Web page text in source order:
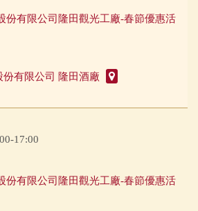
份有限公司隆田觀光工廠-春節優惠活
份有限公司 隆田酒廠
17:00
份有限公司隆田觀光工廠-春節優惠活